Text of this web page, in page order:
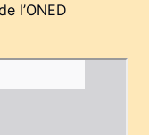
l’ONED